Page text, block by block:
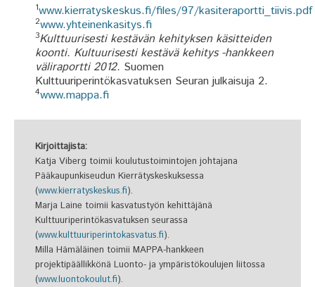
1www.kierratyskeskus.fi/files/97/kasiteraportti_tiivis.pdf
2www.yhteinenkasitys.fi
3Kulttuurisesti kestävän kehityksen käsitteiden
koonti. Kultuurisesti kestävä kehitys -hankkeen
väliraportti 2012. Suomen
Kulttuuriperintökasvatuksen Seuran julkaisuja 2.
4www.mappa.fi
Kirjoittajista:
Katja Viberg toimii koulutustoimintojen johtajana
Pääkaupunkiseudun Kierrätyskeskuksessa
(www.kierratyskeskus.fi).
Marja Laine toimii kasvatustyön kehittäjänä
Kulttuuriperintökasvatuksen seurassa
(www.kulttuuriperintokasvatus.fi).
Milla Hämäläinen toimii MAPPA-hankkeen
projektipäällikkönä Luonto- ja ympäristökoulujen liitossa
(www.luontokoulut.fi).